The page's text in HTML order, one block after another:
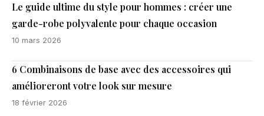
Le guide ultime du style pour hommes : créer une
garde-robe polyvalente pour chaque occasion
10 mars 2026
6 Combinaisons de base avec des accessoires qui
amélioreront votre look sur mesure
18 février 2026